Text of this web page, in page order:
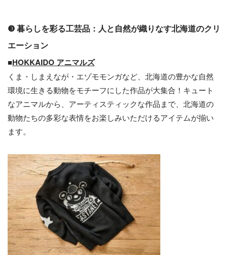
❸ 暮らしを彩る工芸品：人と自然が織りなす北海道のクリ
エーション
■HOKKAIDO アニマルズ
くま・しまえなが・エゾモモンガなど、北海道の豊かな自然
環境に生きる動物をモチーフにした作品が大集合！キュート
なアニマルから、アーティスティックな作品まで、北海道の
動物たちの多彩な表情をお楽しみいただけるアイテムが揃い
ます。